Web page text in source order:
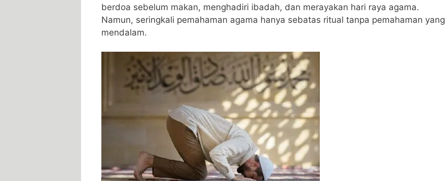
berdoa sebelum makan, menghadiri ibadah, dan merayakan hari raya agama.
Namun, seringkali pemahaman agama hanya sebatas ritual tanpa pemahaman yang
mendalam.